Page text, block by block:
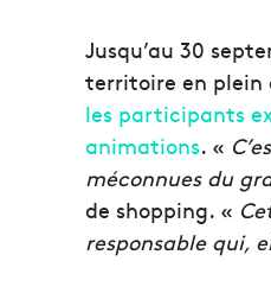
Jusqu’au 30
territoire en
les participants
animations. «
méconnues du
de shopping. «
responsable qui,